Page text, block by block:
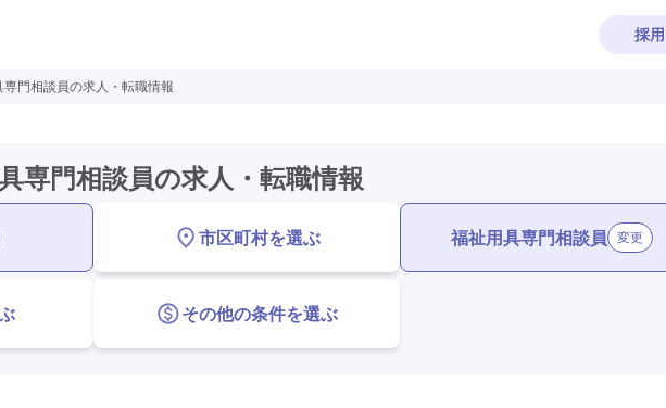
採
専門相談員の求人・転職情報
専門相談員の求人・転職情報
市区町村を選ぶ 福祉用具専門相談員 変更
その他の条件を選ぶ